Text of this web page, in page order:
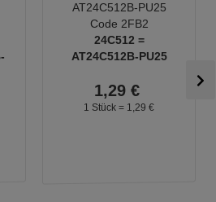
24C512 =
AT24C512B-PU25
1,29 €
1 Stück = 1, 29 €